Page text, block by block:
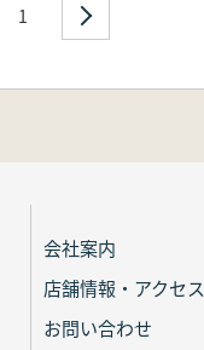
1
会社案内
店舗情報・アクセス
お問い合わせ